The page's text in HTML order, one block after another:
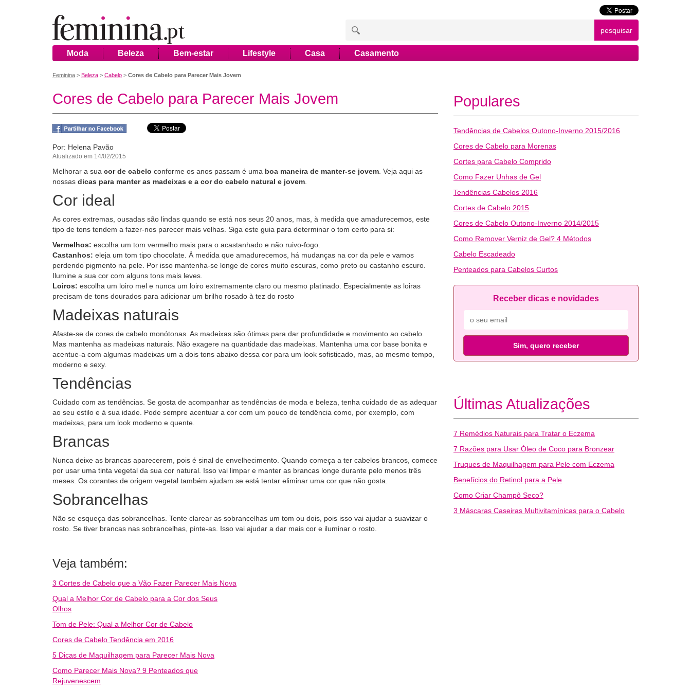
pesquisar
Moda Beleza Bem-estar Lifestyle Casa Casamento
Feminina > Beleza > Cabelo > Cores de Cabelo para Parecer Mais Jovem
Cores de Cabelo para Parecer Mais Jovem
Por: Helena Pavão
Atualizado em 14/02/2015
Melhorar a sua cor de cabelo conforme os anos passam é uma boa maneira de manter-se jovem . Veja aqui as
nossas dicas para manter as madeixas e a cor do cabelo natural e jovem
Cor ideal
As cores extremas, ousadas são lindas quando se está nos seus 20 anos, mas, à medida que amadurecemos, este
tipo de tons tendem a fazer-nos parecer mais velhas. Siga este guia para determinar o tom certo para si:
Vermelhos: escolha um tom vermelho mais para o acastanhado e não ruivo-fogo.
Castanhos: eleja um tom tipo chocolate. À medida que amadurecemos, há mudanças na cor da pele e vamos
perdendo pigmento na pele. Por isso mantenha-se longe de cores muito escuras, como preto ou castanho escuro.
Ilumine a sua cor com alguns tons mais leves.
Loiros: escolha um loiro mel e nunca um loiro extremamente claro ou mesmo platinado. Especialmente as loiras
precisam de tons dourados para adicionar um brilho rosado à tez do rosto
Madeixas naturais
Afaste-se de cores de cabelo monótonas. As madeixas são ótimas para dar profundidade e movimento ao cabelo.
Mas mantenha as madeixas naturais. Não exagere na quantidade das madeixas. Mantenha uma cor base bonita e
acentue-a com algumas madeixas um a dois tons abaixo dessa cor para um look sofisticado, mas, ao mesmo tempo,
moderno e sexy.
Tendências
Cuidado com as tendências. Se gosta de acompanhar as tendências de moda e beleza, tenha cuidado de as adequar
ao seu estilo e à sua idade. Pode sempre acentuar a cor com um pouco de tendência como, por exemplo, com
madeixas, para um look moderno e quente.
Brancas
Nunca deixe as brancas aparecerem, pois é sinal de envelhecimento. Quando começa a ter cabelos brancos, comece
por usar uma tinta vegetal da sua cor natural. Isso vai limpar e manter as brancas longe durante pelo menos três
meses. Os corantes de origem vegetal também ajudam se está tentar eliminar uma cor que não gosta.
Sobrancelhas
Não se esqueça das sobrancelhas. Tente clarear as sobrancelhas um tom ou dois, pois isso vai ajudar a suavizar o
rosto. Se tiver brancas nas sobrancelhas, pinte-as. Isso vai ajudar a dar mais cor e iluminar o rosto.
Veja também:
3 Cortes de Cabelo que a Vão Fazer Parecer Mais Nova
Qual a Melhor Cor de Cabelo para a Cor dos Seus
Olhos
Tom de Pele: Qual a Melhor Cor de Cabelo
Cores de Cabelo Tendência em 2016
5 Dicas de Maquilhagem para Parecer Mais Nova
Como Parecer Mais Nova? 9 Penteados que
Rejuvenescem
Populares
Tendências de Cabelos Outono-Inverno 2015/2016
Cores de Cabelo para Morenas
Cortes para Cabelo Comprido
Como Fazer Unhas de Gel
Tendências Cabelos 2016
Cortes de Cabelo 2015
Cores de Cabelo Outono-Inverno 2014/2015
Como Remover Verniz de Gel? 4 Métodos
Cabelo Escadeado
Penteados para Cabelos Curtos
Receber dicas e novidades
Sim, quero receber
Últimas Atualizações
7 Remédios Naturais para Tratar o Eczema
7 Razões para Usar Óleo de Coco para Bronzear
Truques de Maquilhagem para Pele com Eczema
Benefícios do Retinol para a Pele
Como Criar Champô Seco?
3 Máscaras Caseiras Multivitamínicas para o Cabelo